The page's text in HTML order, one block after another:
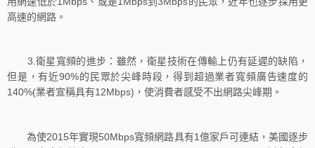
高速的網路。
3.衛星寬頻的進步：雖然，衛星技術在傳輸上仍有延遲的缺陷，
但是，有近90%的民眾於尖峰時段，得到超過業者寬頻廣告速度的
140%(業者宣稱具有12Mbps)，使消費者感受不出網路尖峰期。
為使2015年實現50Mbps寬頻網路具有1億家戶可連結，美國逐步